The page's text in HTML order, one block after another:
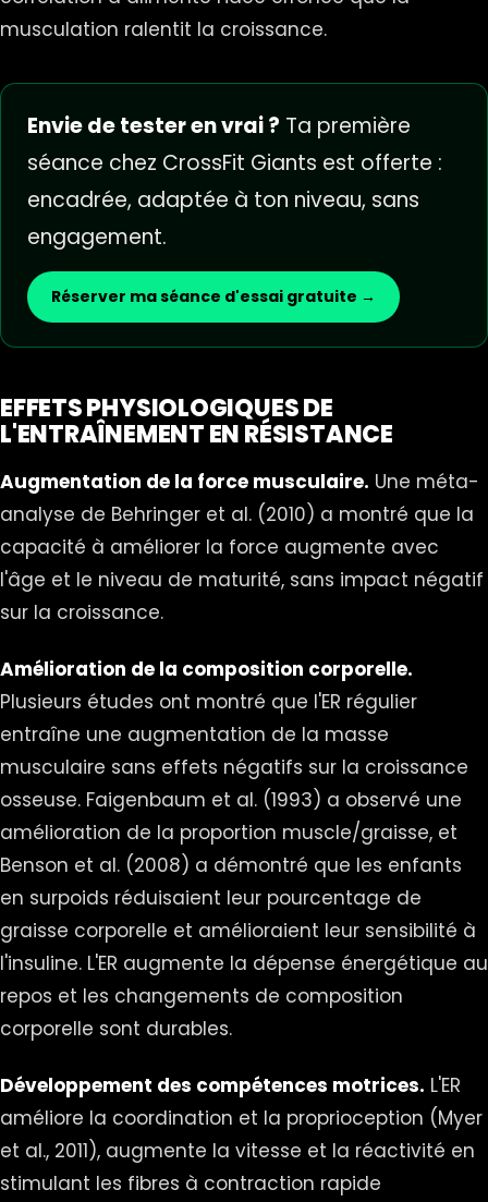
musculation ralentit la croissance.
Envie de tester en vrai ? Ta première
séance chez CrossFit Giants est offerte :
encadrée, adaptée à ton niveau, sans
engagement.
Réserver ma séance d'essai gratuite →
EFFETS PHYSIOLOGIQUES DE
L'ENTRAÎNEMENT EN RÉSISTANCE
Augmentation de la force musculaire. Une méta-
analyse de Behringer et al. (2010) a montré que la
capacité à améliorer la force augmente avec
l'âge et le niveau de maturité, sans impact négatif
sur la croissance.
Amélioration de la composition corporelle.
Plusieurs études ont montré que l'ER régulier
entraîne une augmentation de la masse
musculaire sans effets négatifs sur la croissance
osseuse. Faigenbaum et al. (1993) a observé une
amélioration de la proportion muscle/graisse, et
Benson et al. (2008) a démontré que les enfants
en surpoids réduisaient leur pourcentage de
graisse corporelle et amélioraient leur sensibilité à
l'insuline. L'ER augmente la dépense énergétique au
repos et les changements de composition
corporelle sont durables.
Développement des compétences motrices. L'ER
améliore la coordination et la proprioception (Myer
et al., 2011), augmente la vitesse et la réactivité en
stimulant les fibres à contraction rapide